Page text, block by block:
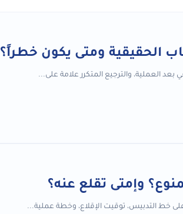
الحقيقية ومتى يكون خطراً؟
العملية، والترجيع المتكرر علامة على...
وإمتى تقلع عنه؟
على خط التدبيس، توقيت الإقلاع، وخطة عملية...